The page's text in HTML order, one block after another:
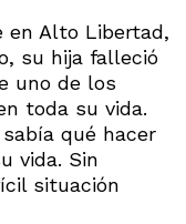
en Alto Libertad,
su hija falleció
uno de los
toda su vida.
qué hacer
vida. Sin
situación